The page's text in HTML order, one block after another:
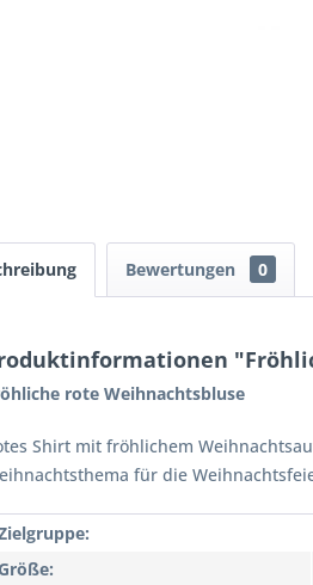
Bewertungen 0
rote Weihnachtsbluse
Shirt mit fröhlichem
für die
Größe: